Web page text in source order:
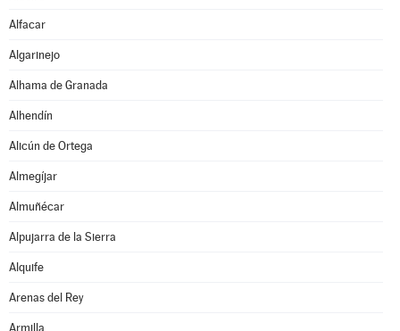
Alfacar
Algarinejo
Alhama de Granada
Alhendín
Alicún de Ortega
Almegíjar
Almuñécar
Alpujarra de la Sierra
Alquife
Arenas del Rey
Armilla